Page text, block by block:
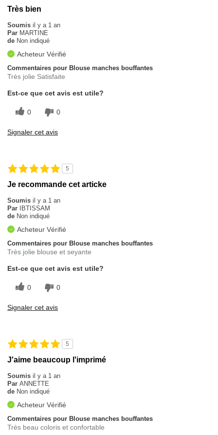
Très bien
Soumis il y a 1 an
Par MARTINE
de Non indiqué
Acheteur Vérifié
Commentaires pour Blouse manches bouffantes
Très jolie Satisfaite
Est-ce que cet avis est utile?
0 0
Signaler cet avis
5
Je recommande cet articke
Soumis il y a 1 an
Par
IBTISSAM
de Non indiqué
Acheteur Vérifié
Commentaires pour Blouse manches bouffantes
Très jolie blouse et seyante
Est-ce que cet avis est utile?
0 0
Signaler cet avis
5
J'aime beaucoup l'imprimé
Soumis il y a 1 an
Par ANNETTE
de Non indiqué
Acheteur Vérifié
Commentaires pour Blouse manches bouffantes
Très beau coloris et confortable